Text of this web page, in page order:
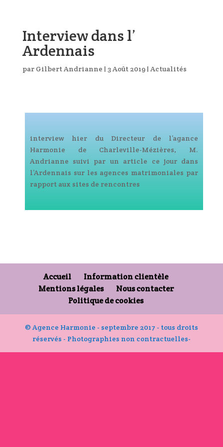
Interview dans l’
Ardennais
par Gilbert Andrianne | 3 Août 2019| Actualités
interview hier du Directeur de l’agance
Harmonie de Charleville-Mézières, M.
Andrianne suivi par un article ce jour dans
l’Ardennais sur les agences matrimoniales par
rapport aux sites de rencontres
Accueil
Information clientèle
Mentions légales
Nous contacter
Politique de cookies
© Agence Harmonie - septembre 2017 - tous droits
réservés - Photographies non contractuelles-